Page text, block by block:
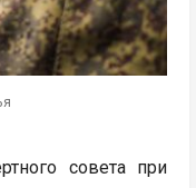
совета при